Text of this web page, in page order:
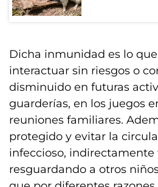
Dicha inmunidad es lo
interactuar sin riesgos o
disminuido en futuras
guarderías, en los juegos
reuniones familiares.
protegido y evitar la
infeccioso, indirectamente
resguardando a otros